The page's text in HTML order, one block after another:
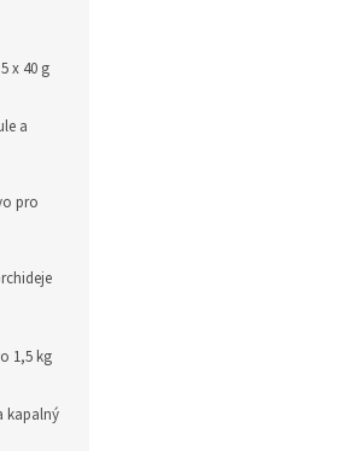
x 40 g
a
pro
1,5 kg
kapalný